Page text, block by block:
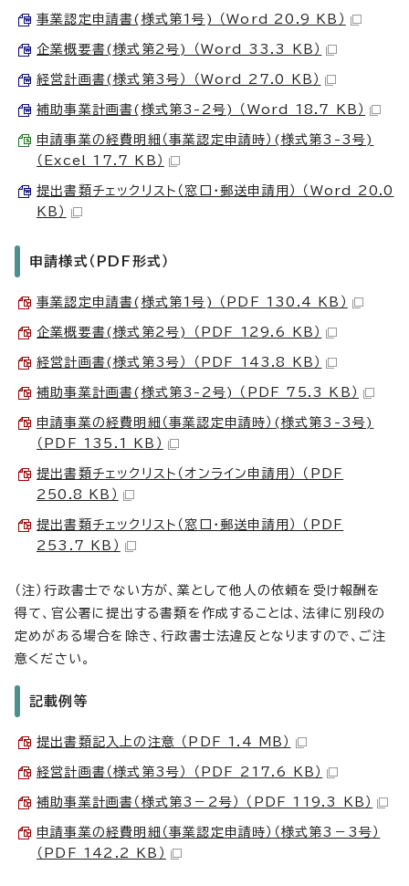
事業認定申請書(様式第1号) （Word 20.9 KB）
企業概要書(様式第2号) （Word 33.3 KB）
経営計画書(様式第3号） （Word 27.0 KB）
補助事業計画書(様式第3-2号) （Word 18.7 KB）
申請事業の経費明細（事業認定申請時）(様式第3-3号)
（Excel 17.7 KB）
提出書類チェックリスト（窓口・郵送申請用） （Word 20.0
KB）
申請様式（PDF形式）
事業認定申請書(様式第1号) （PDF 130.4 KB）
企業概要書(様式第2号) （PDF 129.6 KB）
経営計画書(様式第3号） （PDF 143.8 KB）
補助事業計画書(様式第3-2号) （PDF 75.3 KB）
申請事業の経費明細（事業認定申請時）(様式第3-3号)
（PDF 135.1 KB）
提出書類チェックリスト（オンライン申請用） （PDF
250.8 KB）
提出書類チェックリスト（窓口・郵送申請用） （PDF
253.7 KB）
（注）行政書士でない方が、業として他人の依頼を受け報酬を
得て、官公署に提出する書類を作成することは、法律に別段の
定めがある場合を除き、行政書士法違反となりますので、ご注
意ください。
記載例等
提出書類記入上の注意 （PDF 1.4 MB）
経営計画書（様式第3号） （PDF 217.6 KB）
補助事業計画書（様式第3－2号） （PDF 119.3 KB）
申請事業の経費明細（事業認定申請時）（様式第3－3号）
（PDF 142.2 KB）